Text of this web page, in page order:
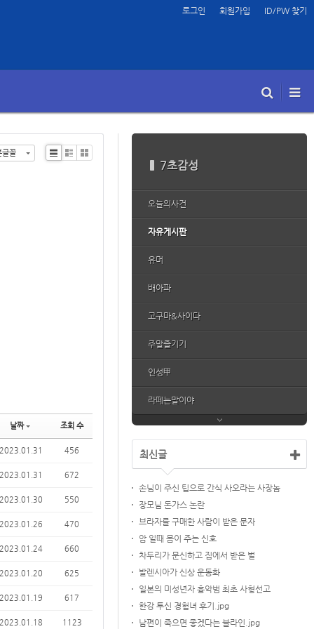
로그인 회원가입 ID/PW 찾기
7초감성
오늘의사건
자유게시판
유머
배아파
고구마&사이다
주말즐기기
인성甲
라떼는말이야
최신글
손님이 주신 팁으로 간식 사오라는 사장놈
장모님 돈가스 논란
브라자를 구매한 사람이 받은 문자
암 일때 몸이 주는 신호
차두리가 문신하고 집에서 받은 벌
발렌시아가 신상 운동화
일본의 미성년자 흉악범 최초 사형선고
한강 투신 경험녀 후기.jpg
남편이 죽으면 좋겠다는 블라인.jpg
글꼴
Li
Zi
G
날짜 조회 수
2023.01.31 456
2023.01.31 672
2023.01.30 550
2023.01.26 470
2023.01.24 660
2023.01.20 625
2023.01.19 617
2023.01.18 1123